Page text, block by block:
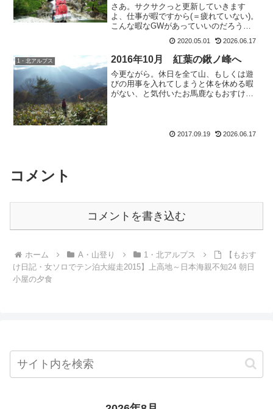
さあ。サクサクっと更新していきます
よ、仕事が暇ですから(＝疲れていない)。
こんな暇なGWがあっていいのだろう
いていけないんじゃないかという不安さ
え・・・などと思うはずもなく、暇だか
らブログでも書こっか！っ...
2020.05.01 2026.06.17
1・北アルプス 2016年10月 紅葉の鍬ノ峰へ
今更ながら。休日を全て山、もしくは遊
びの用事を入れてしまうと体を休める暇
がない、と気付いたお馬鹿なもおすけで
前だ)。だから今日は一...
2017.09.19 2026.06.17
コメント
コメントを書き込む
ホーム A・山登り 1・北アルプス
【もおす
け日記・女ソロでテン泊大縦走2015】上高地～日本海親不知24 朝日
小屋の夕食